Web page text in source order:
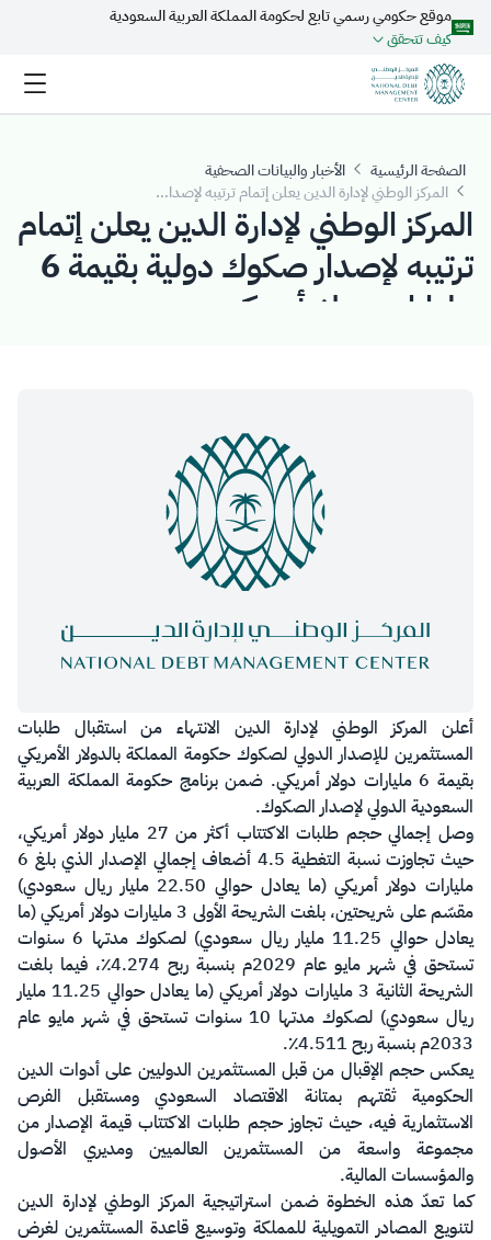
تخطي إلى المحتوى الرئيسي
موقع حكومي رسمي تابع لحكومة المملكة العربية السعودية
كيف تتحقق
الصفحة الرئيسية
الأخبار والبيانات الصحفية
المركز الوطني لإدارة الدين يعلن إتمام ترتيبه لإصدار صكوك دولية بقيمة 6 مليارات دولار أمريكي
المركز الوطني لإدارة الدين يعلن إتمام
ترتيبه لإصدار صكوك دولية بقيمة 6
مليارات دولار أمريكي
أعلن المركز الوطني لإدارة الدين الانتهاء من استقبال طلبات
المستثمرين للإصدار الدولي لصكوك حكومة المملكة بالدولار الأمريكي
بقيمة 6 مليارات دولار أمريكي. ضمن برنامج حكومة المملكة العربية
السعودية الدولي لإصدار الصكوك.
وصل إجمالي حجم طلبات الاكتتاب أكثر من 27 مليار دولار أمريكي،
حيث تجاوزت نسبة التغطية 4.5 أضعاف إجمالي الإصدار الذي بلغ 6
مليارات دولار أمريكي (ما يعادل حوالي 22.50 مليار ريال سعودي)
مقسّم على شريحتين، بلغت الشريحة الأولى 3 مليارات دولار أمريكي (ما
يعادل حوالي 11.25 مليار ريال سعودي) لصكوك مدتها 6 سنوات
تستحق في شهر مايو عام 2029م بنسبة ربح 4.274٪، فيما بلغت
الشريحة الثانية 3 مليارات دولار أمريكي (ما يعادل حوالي 11.25 مليار
ريال سعودي) لصكوك مدتها 10 سنوات تستحق في شهر مايو عام
2033م بنسبة ربح 4.511٪.
يعكس حجم الإقبال من قبل المستثمرين الدوليين على أدوات الدين
الحكومية ثقتهم بمتانة الاقتصاد السعودي ومستقبل الفرص
الاستثمارية فيه، حيث تجاوز حجم طلبات الاكتتاب قيمة الإصدار من
مجموعة واسعة من المستثمرين العالميين ومديري الأصول
والمؤسسات المالية.
كما تعدّ هذه الخطوة ضمن استراتيجية المركز الوطني لإدارة الدين
لتنويع المصادر التمويلية للمملكة وتوسيع قاعدة المستثمرين لغرض